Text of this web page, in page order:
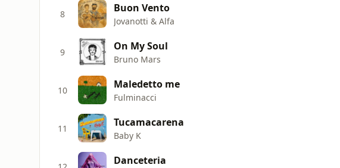
8 Buon Vento
Jovanotti & Alfa
9 On My Soul
Bruno Mars
10 Maledetto me
Fulminacci
11 Tucamacarena
Baby K
Danceteria